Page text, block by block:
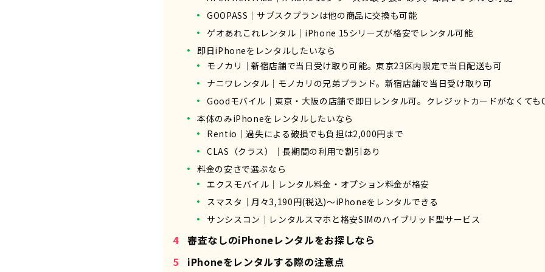
GOOPASS｜サブスクプランは他の商品に交換も可能
ゲオあれこれレンタル｜iPhone 15シリーズが格安でレンタル可能
即日iPhoneをレンタルしたいなら
モノカリ｜新宿店舗で当日受け取り可能。東京23区内限定で当日配送も可
ナニワレンタル｜モノカリの兄弟ブランド。新宿店舗で当日受け取り可
Goodモバイル｜東京・大阪の店舗で即日レンタル可。クレジットカードがなくても
本体のみiPhoneをレンタルしたいなら
Rentio｜過失による破損でも負担は2,000円まで
CLAS（クラス）｜長期間の利用で割引あり
料金の安さで選ぶなら
エクスモバイル｜レンタル料金・オプション料金が格安
スマスタ｜月々3,190円(税込)～iPhoneをレンタルできる
サンシスコン｜レンタルスマホと格安SIMのハイブリッド型サービス
審査なしのiPhoneレンタルをお探しなら
iPhoneをレンタルする際の注意点